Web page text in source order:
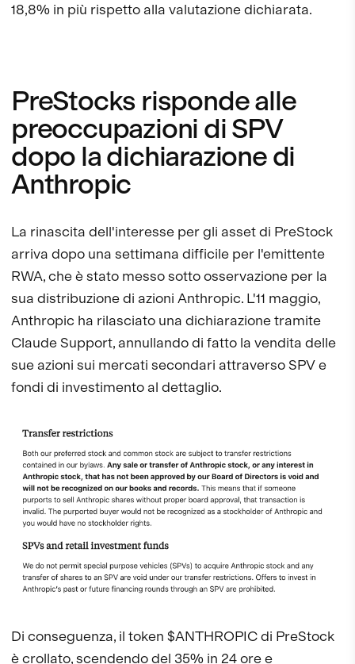
18,8% in più rispetto alla valutazione dichiarata.
PreStocks risponde alle
preoccupazioni di SPV
dopo la dichiarazione di
Anthropic
La rinascita dell'interesse per gli asset di PreStock
arriva dopo una settimana difficile per l'emittente
RWA, che è stato messo sotto osservazione per la
sua distribuzione di azioni Anthropic. L'11 maggio,
Anthropic ha rilasciato una dichiarazione tramite
Claude Support, annullando di fatto la vendita delle
sue azioni sui mercati secondari attraverso SPV e
fondi di investimento al dettaglio.
Di conseguenza, il token $ANTHROPIC di PreStock
è crollato, scendendo del 35% in 24 ore e